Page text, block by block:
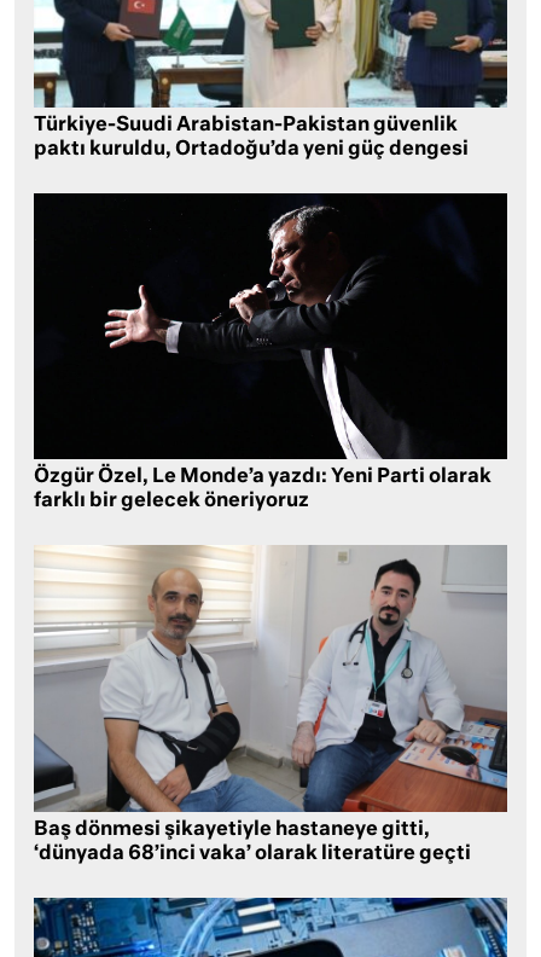
Türkiye-Suudi Arabistan-Pakistan güvenlik
paktı kuruldu, Ortadoğu’da yeni güç dengesi
Özgür Özel, Le Monde’a yazdı: Yeni Parti olarak
farklı bir gelecek öneriyoruz
Baş dönmesi şikayetiyle hastaneye gitti,
‘dünyada 68’inci vaka’ olarak literatüre geçti